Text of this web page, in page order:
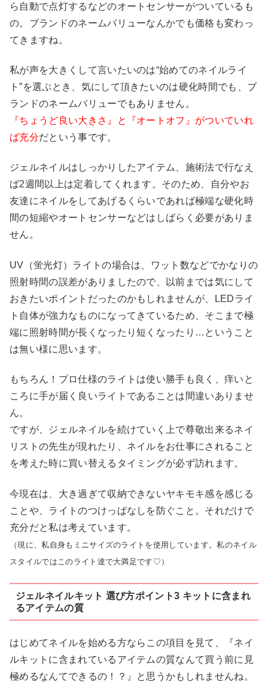
ら自動で点灯するなどのオートセンサーがついているも
の。ブランドのネームバリューなんかでも価格も変わっ
てきますね。
私が声を大きくして言いたいのは“始めてのネイルライ
ト”を選ぶとき、気にして頂きたいのは硬化時間でも、ブ
ランドのネームバリューでもありません。
『ちょうど良い大きさ』と『オートオフ』がついていれ
ば充分だという事です。
ジェルネイルはしっかりしたアイテム、施術法で行なえ
ば2週間以上は定着してくれます。そのため、自分やお
友達にネイルをしてあげるくらいであれば極端な硬化時
間の短縮やオートセンサーなどはしばらく必要がありま
せん。
UV（蛍光灯）ライトの場合は、ワット数などでかなりの
照射時間の誤差がありましたので、以前までは気にして
おきたいポイントだったのかもしれませんが、LEDライ
ト自体が強力なものになってきているため、そこまで極
端に照射時間が長くなったり短くなったり…ということ
は無い様に思います。
もちろん！プロ仕様のライトは使い勝手も良く、痒いと
ころに手が届く良いライトであることは間違いありませ
ん。
ですが、ジェルネイルを続けていく上で尊敬出来るネイ
リストの先生が現れたり、ネイルをお仕事にされること
を考えた時に買い替えるタイミングが必ず訪れます。
今現在は、大き過ぎて収納できないヤキモキ感を感じる
ことや、ライトのつけっぱなしを防ぐこと。それだけで
充分だと私は考えています。
（現に、私自身もミニサイズのライトを使用しています。私のネイル
スタイルではこのライト達で大満足です♡）
ジェルネイルキット 選び方ポイント3 キットに含まれ
るアイテムの質
はじめてネイルを始める方ならこの項目を見て、『ネイ
ルキットに含まれているアイテムの質なんて買う前に見
極めるなんてできるの！？』と思うかもしれませんね。